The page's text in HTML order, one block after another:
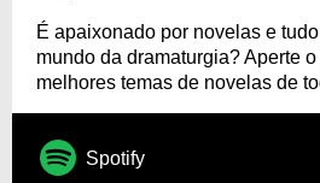
É apaixonado por novelas e
mundo da dramaturgia? Aperte
melhores temas de novelas de
Spotify